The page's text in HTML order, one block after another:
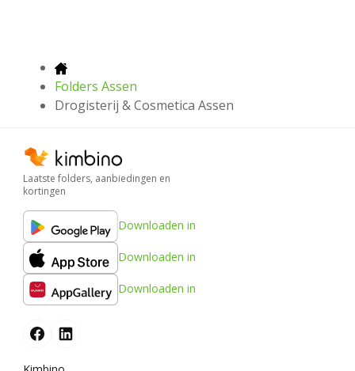
Folders Assen
Drogisterij & Cosmetica Assen
Laatste folders, aanbiedingen en
kortingen
Downloaden in
Downloaden in
Downloaden in